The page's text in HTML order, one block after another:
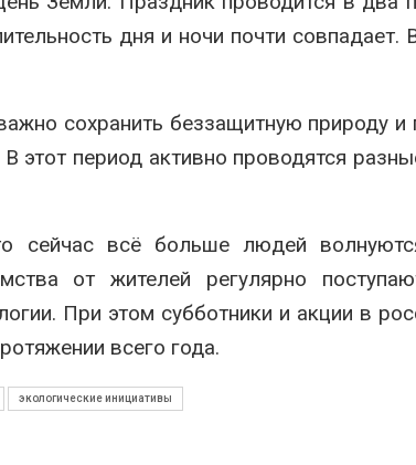
дня и ночи почти совпадает.
сохранить беззащитную природу и
этот период активно проводятся
сейчас всё больше людей
от жителей регулярно
При этом субботники и акции в
всего года.
экологические инициативы
Микропластик из
упаковки может
Региональный
Южная Корея ускорит
развитие солнечной
энергетики из-за роста
В
заповедника